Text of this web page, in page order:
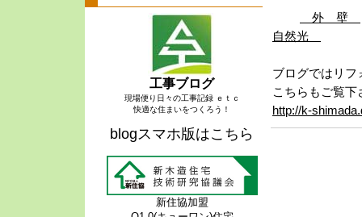
工事ブログ
現場便り日々の工事記録 ｅｔｃ
快適な住まいをつくろう！
blogスマホ版はこちら
新住協加盟
外 壁
自然光
ブログではリフ
こちらもご覧
http://k-